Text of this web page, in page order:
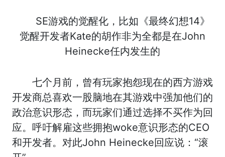
SE游戏的觉醒化，比如《最终幻想14》
觉醒开发者Kate的胡作非为全都是在John
Heinecke任内发生的
七个月前，曾有玩家抱怨现在的西方游戏
开发商总喜欢一股脑地在其游戏中强加他们的
政治意识形态，而玩家们通过选择不买作为回
应。呼吁解雇这些拥抱woke意识形态的CEO
和开发者。对此John Heinecke回应说：“滚